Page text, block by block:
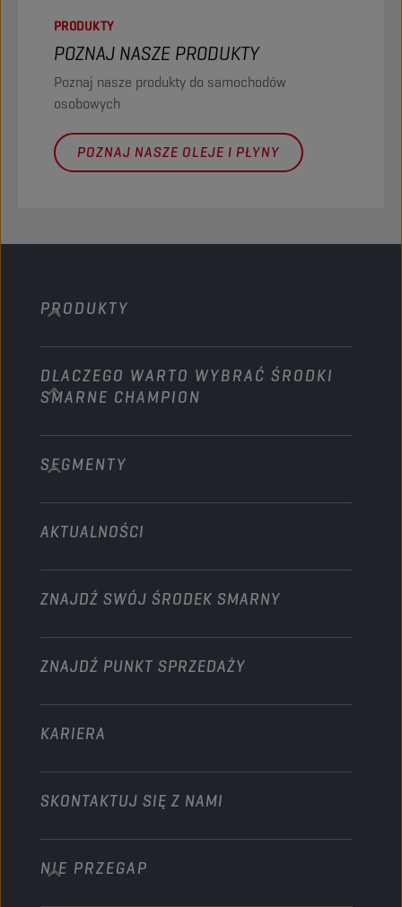
PRODUKTY
POZNAJ NASZE PRODUKTY
Poznaj nasze produkty do samochodów
osobowych
POZNAJ NASZE OLEJE I PŁYNY
PRODUKTY
Samochody osobowe
Sprzęt ciężki
Ogrodnictwo
Motocykle i Quady
DLACZEGO WARTO WYBRAĆ ŚRODKI
SMARNE CHAMPION
O nas
Technology
Partnerstwa w dziedzinie sportów
Rozwiń swój biznes
Zostań dystrybutorem
SEGMENTY
Samochody osobowe
Motocykle
Samochody ciężarowe i sprzęt ciężki
AKTUALNOŚCI
ZNAJDŹ SWÓJ ŚRODEK SMARNY
ZNAJDŹ PUNKT SPRZEDAŻY
KARIERA
SKONTAKTUJ SIĘ Z NAMI
info@championlubes.com
NIE PRZEGAP